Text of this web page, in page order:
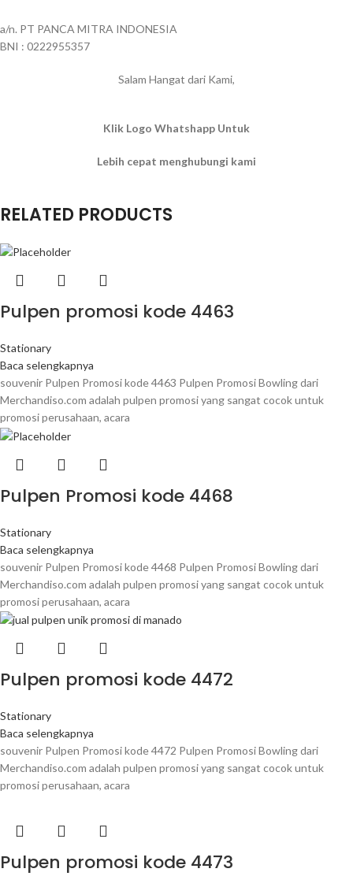
a/n. PT PANCA MITRA INDONESIA
BNI : 0222955357
Salam Hangat dari Kami,
Klik Logo Whatshapp Untuk
Lebih cepat menghubungi kami
RELATED PRODUCTS
Pulpen promosi kode 4463
Stationary
Baca selengkapnya
souvenir Pulpen Promosi kode 4463 Pulpen Promosi Bowling dari
Merchandiso.com adalah pulpen promosi yang sangat cocok untuk
promosi perusahaan, acara
Pulpen Promosi kode 4468
Stationary
Baca selengkapnya
souvenir Pulpen Promosi kode 4468 Pulpen Promosi Bowling dari
Merchandiso.com adalah pulpen promosi yang sangat cocok untuk
promosi perusahaan, acara
Pulpen promosi kode 4472
Stationary
Baca selengkapnya
souvenir Pulpen Promosi kode 4472 Pulpen Promosi Bowling dari
Merchandiso.com adalah pulpen promosi yang sangat cocok untuk
promosi perusahaan, acara
Pulpen promosi kode 4473